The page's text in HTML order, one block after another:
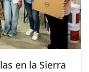
en la Sierra